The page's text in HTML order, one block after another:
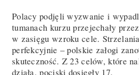
Polacy podjęli wyzwanie i
tumanach kurzu przejechały
w zasięgu wzroku cele.
perfekcyjnie – polskie załogi
skuteczność. Z 23 celów, które
działa, pociski dosięgły 17.